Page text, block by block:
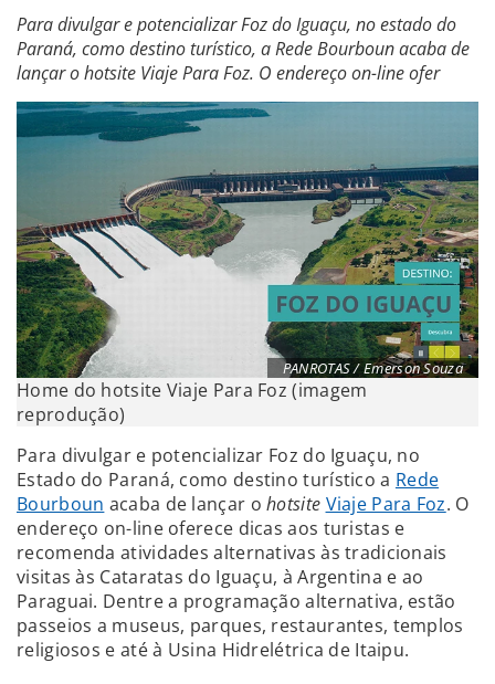
Para divulgar e potencializar Foz do Iguaçu, no estado do
Paraná, como destino turístico, a Rede Bourboun acaba de
lançar o hotsite Viaje Para Foz. O endereço on-line ofer
PANROTAS / Emerson Souza
Home do hotsite Viaje Para Foz (imagem
reprodução)
Para divulgar e potencializar Foz do Iguaçu, no
Estado do Paraná, como destino turístico a Rede
Bourboun acaba de lançar ohotsite Viaje Para Foz. O
endereço on-line oferece dicas aos turistas e
recomenda atividades alternativas às tradicionais
visitas às Cataratas do Iguaçu, à Argentina e ao
Paraguai. Dentre a programação alternativa, estão
passeios a museus, parques, restaurantes, templos
religiosos e até à Usina Hidrelétrica de Itaipu.